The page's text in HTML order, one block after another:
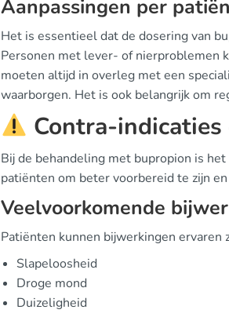
Aanpassingen per
Het is essentieel dat de dosering van
Personen met lever- of nierproblemen
moeten altijd in overleg met een
waarborgen. Het is ook belangrijk om
Contra-
Bij de behandeling met bupropion is
patiënten om beter voorbereid te zijn
Veelvoorkomende
Patiënten kunnen bijwerkingen ervaren
Slapeloosheid
Droge mond
Duizeligheid